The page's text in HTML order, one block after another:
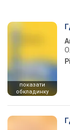
показати
обкладинку